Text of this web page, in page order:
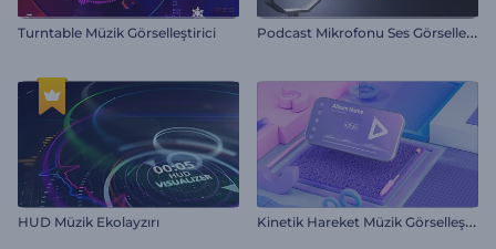
Turntable Müzik Görselleştirici P
odcast Mikrofonu Ses Görselleştirici
HUD Müzik Ekolayzırı K
inetik Hareket Müzik Görselleştirici